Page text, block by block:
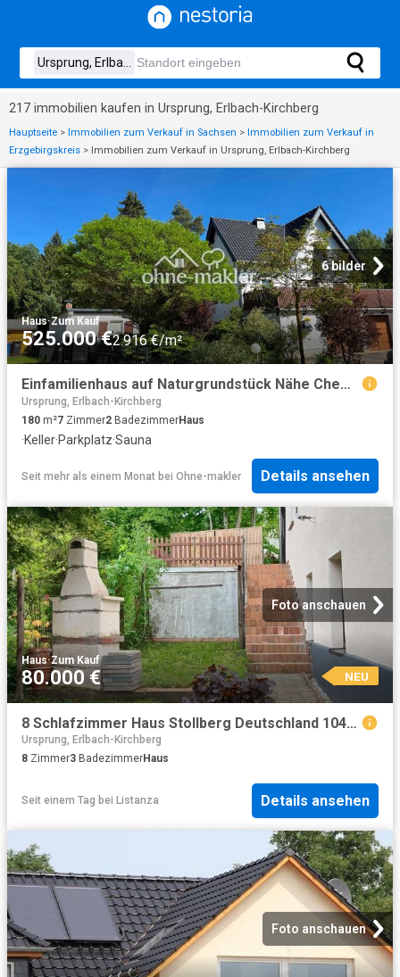
217 immobilien kaufen in Ursprung, Erlbach-Kirchberg
Hauptseite > Immobilien zum Verkauf in Sachsen > Immobilien zum Verkauf in
Erzgebirgskreis > Immobilien zum Verkauf in Ursprung, Erlbach-Kirchberg
6 bilder
Haus·Zum Kauf
525.000 €2.916 €/m²
Einfamilienhaus auf Naturgrundstück Nähe Chemnitz
Ursprung, Erlbach-Kirchberg
180 m²7 Zimmer2 BadezimmerHaus
·Keller·Parkplatz·Sauna
Seit mehr als einem Monat bei Ohne-makler Details ansehen
Foto anschauen
Haus·Zum Kauf
80.000 € NEU
8 Schlafzimmer Haus Stollberg Deutschland 104804442
Ursprung, Erlbach-Kirchberg
8 Zimmer3 BadezimmerHaus
Seit einem Tag bei Listanza Details ansehen
Foto anschauen